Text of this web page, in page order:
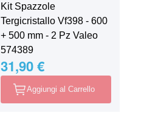
Kit Spazzole
Tergicristallo Vf398 - 600
+ 500 mm - 2 Pz Valeo
574389
31,90 €
Aggiungi al Carrello